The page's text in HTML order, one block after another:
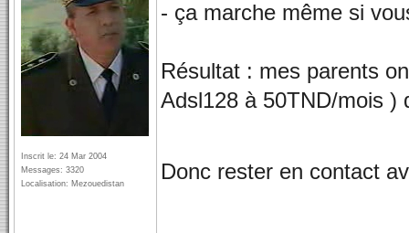
Inscrit le: 24 Mar 2004
Messages: 3320
Localisation: Mezouedistan
- ça marche même si
Résultat : mes parents
Adsl128 à 50TND/mois )
Donc rester en contact